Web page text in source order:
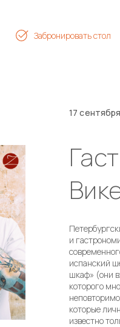
Забронировать стол
17
и
испанский
шкаф» (они
которого
которые
известно